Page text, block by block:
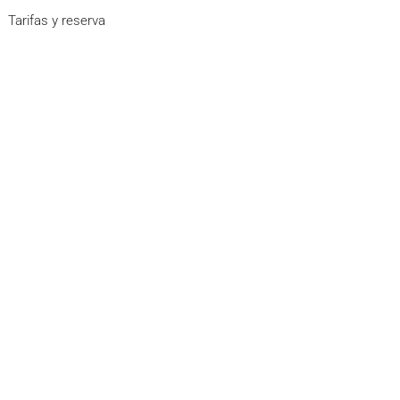
Tarifas y reserva